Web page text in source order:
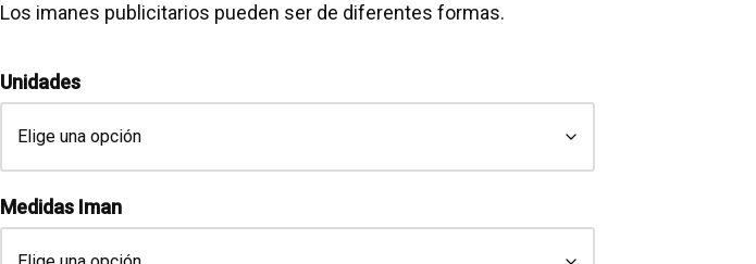
Los imanes publicitarios pueden ser de diferentes formas.
Unidades
Medidas Iman